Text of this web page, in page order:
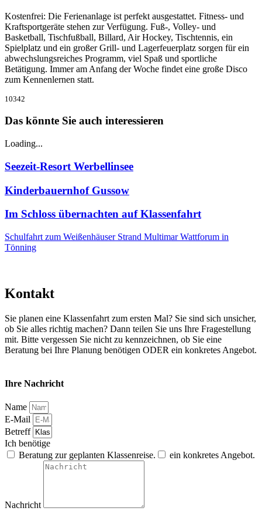
Kostenfrei: Die Ferienanlage ist perfekt ausgestattet. Fitness- und
Kraftsportgeräte stehen zur Verfügung. Fuß-, Volley- und
Basketball, Tischfußball, Billard, Air Hockey, Tischtennis, ein
Spielplatz und ein großer Grill- und Lagerfeuerplatz sorgen für ein
abwechslungsreiches Programm, viel Spaß und sportliche
Betätigung. Immer am Anfang der Woche findet eine große Disco
zum Kennenlernen statt.
10342
Das könnte Sie auch interessieren
Loading...
Seezeit-Resort Werbellinsee
Kinderbauernhof Gussow
Im Schloss übernachten auf Klassenfahrt
Schulfahrt zum Weißenhäuser Strand Multimar Wattforum in
Tönning
Kontakt
Sie planen eine Klassenfahrt zum ersten Mal? Sie sind sich unsicher,
ob Sie alles richtig machen? Dann teilen Sie uns Ihre Fragestellung
mit. Bitte vergessen Sie nicht zu kennzeichnen, ob Sie eine
Beratung bei Ihre Planung benötigen ODER ein konkretes Angebot.
Ihre Nachricht
Name
E-Mail
Betreff
Ich benötige
Beratung zur geplanten Klassenreise.
ein konkretes Angebot.
Nachricht